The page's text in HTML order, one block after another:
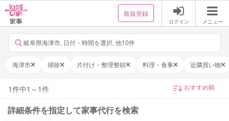
新規登録
ログイン メニュー
岐阜県海津市, 日付・時間を選択, 他10件
海津市 掃除 片付け・整理整頓 料理・食事 近隣買い物
1件中1 ～ 1件
詳細条件を指定して家事代行を検索